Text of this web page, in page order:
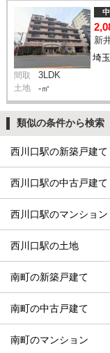
埼
間取 3LDK
土地 -㎡
類似の条件から検索
西川口駅の新築戸建て
西川口駅の中古戸建て
西川口駅のマンション
西川口駅の土地
南町の新築戸建て
南町の中古戸建て
南町のマンション